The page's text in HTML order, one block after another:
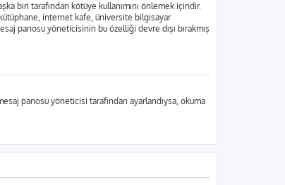
biri tarafından kötüye kullanımını önlemek içindir.
internet kafe, üniversite bilgisayar
panosu yöneticisinin bu özelliği devre dışı bırakmış
panosu yöneticisi tarafından ayarlandıysa, okuma